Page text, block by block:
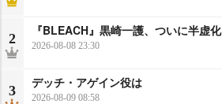
2
『BLEACH』黒崎一護、ついに半虚化
2026-08-08 23:30
3
デッチ・アゲイン役は
2026-08-09 08:58